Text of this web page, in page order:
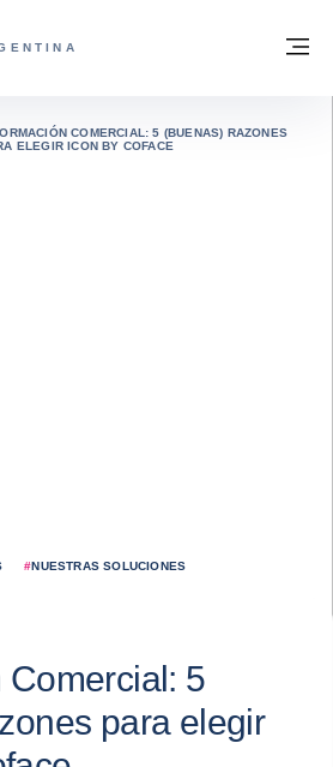
- FOR TRADE
#NUESTRAS SOLUCIONES
COMERCIAL: 5 (BUENAS) RAZONES
ELEGIR ICON BY COFACE
Comercial: 5
para elegir